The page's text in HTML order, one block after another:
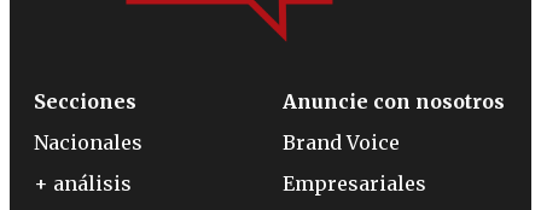
Secciones
Nacionales
+ análisis
Anuncie con nosotros
Brand Voice
Empresariales